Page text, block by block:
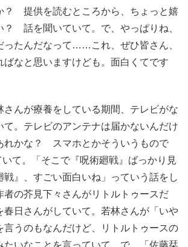
？ 提供を読むところから、ちょっと嬉
？ 話を聞いていて。で、やっぱりね、
ったんだなって……これ、ぜひ皆さん、
ばなと思いますけども。面白くてです
さんが療養をしている期間、テレビがな
て。テレビのアンテナは届かないんだけ
れかな？ スマホとかそういうもので
て。「そこで『呪術廻戦』ばっかり見
戦』、すごい面白いね」っていう話をし
者の芥見下々さんがリトルトゥースだ
春日さんがしていて。若林さんが「いや
言うのもなんだけど、リトルトゥースの
たいなことを言っていて。で、「佐藤栞